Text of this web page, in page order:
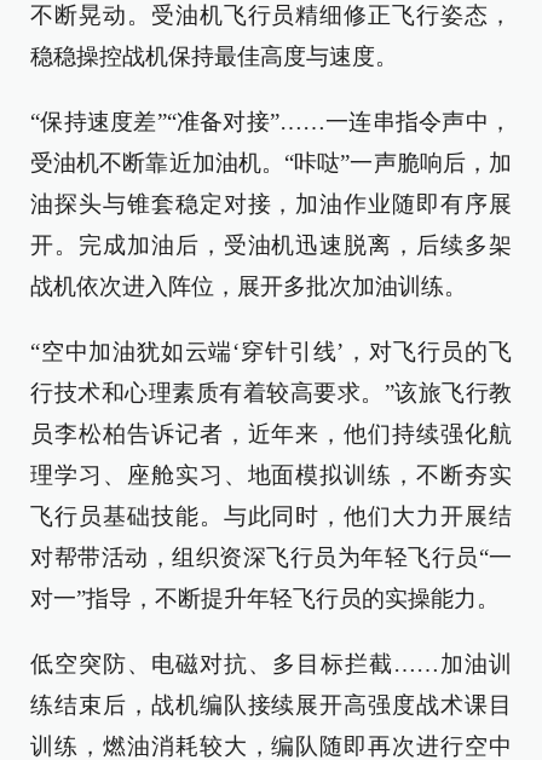
不断晃动。受油机飞行员精细修正飞行姿态，
稳稳操控战机保持最佳高度与速度。
“保持速度差”“准备对接”……一连串指令声中，
受油机不断靠近加油机。“咔哒”一声脆响后，加
油探头与锥套稳定对接，加油作业随即有序展
开。完成加油后，受油机迅速脱离，后续多架
战机依次进入阵位，展开多批次加油训练。
“空中加油犹如云端‘穿针引线’，对飞行员的飞
行技术和心理素质有着较高要求。”该旅飞行教
员李松柏告诉记者，近年来，他们持续强化航
理学习、座舱实习、地面模拟训练，不断夯实
飞行员基础技能。与此同时，他们大力开展结
对帮带活动，组织资深飞行员为年轻飞行员“一
对一”指导，不断提升年轻飞行员的实操能力。
低空突防、电磁对抗、多目标拦截……加油训
练结束后，战机编队接续展开高强度战术课目
训练，燃油消耗较大，编队随即再次进行空中